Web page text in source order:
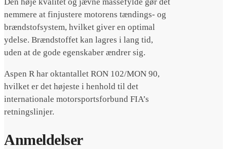
nemmere at finjustere motorens tændings- og
brændstofsystem, hvilket giver en optimal
ydelse. Brændstoffet kan lagres i lang tid,
uden at de gode egenskaber ændrer sig.
Aspen R har oktantallet RON 102/MON 90,
hvilket er det højeste i henhold til det
internationale motorsportsforbund FIA’s
retningslinjer.
Anmeldelser